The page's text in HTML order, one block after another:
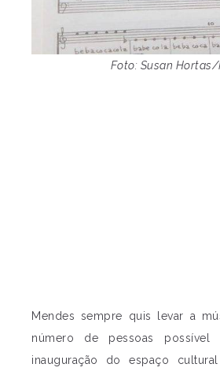
Foto: Susan Hortas/
Mendes sempre quis levar a
número de pessoas
inauguração do espaço